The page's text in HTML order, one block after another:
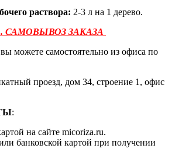
раствора: 2-3 л на 1 дерево.
САМОВЫВОЗ ЗАКАЗА
вы можете самостоятельно из офиса по
проезд, дом 34, строение 1, офис
:
на сайте micoriza.ru.
банковской картой при получении